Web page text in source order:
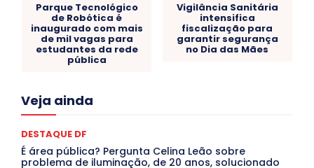
Parque Tecnológico
de Robótica é
inaugurado com mais
de mil vagas para
estudantes da rede
pública
Vigilância Sanitária
intensifica
fiscalização para
garantir segurança
no Dia das Mães
Veja ainda
Acre
Congressuanas & Esplanadumas
Covid-19
Crônica Política Crônicas
Cultura e Tal
DANÇA Dengue
Denuncia
DESTAQUE DF
É área pública? Pergunta Celina Leão sobre
problema de iluminação, de 20 anos, solucionado